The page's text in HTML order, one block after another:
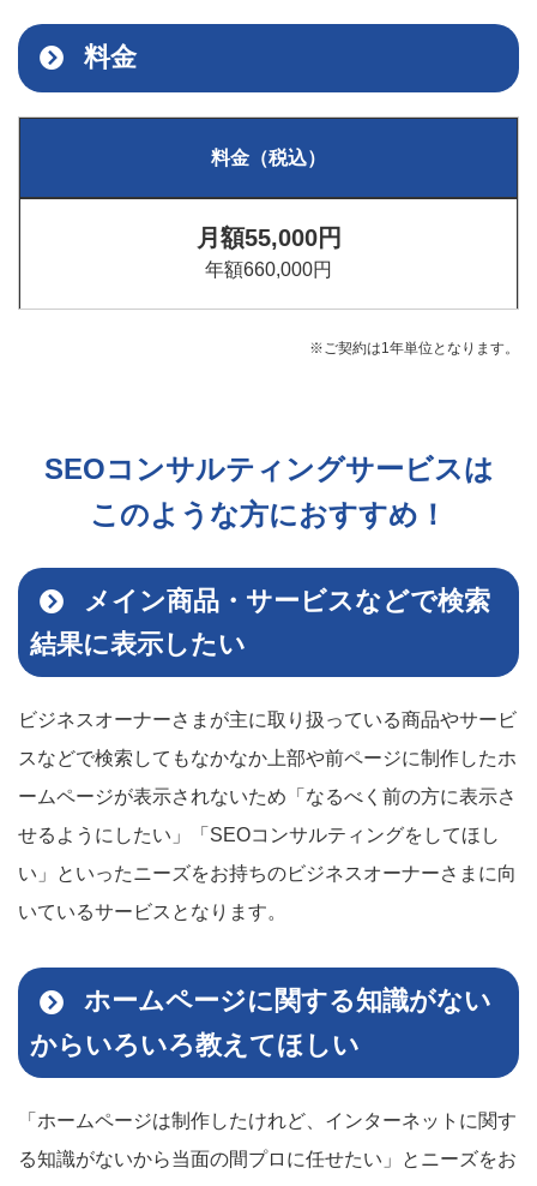
料金
料金（税込）
月額55,000円
年額660,000円
※ご契約は1年単位となります。
SEOコンサルティングサービスは
このような方におすすめ！
メイン商品・サービスなどで検索
結果に表示したい
ビジネスオーナーさまが主に取り扱っている商品やサービ
スなどで検索してもなかなか上部や前ページに制作したホ
ームページが表示されないため「なるべく前の方に表示さ
せるようにしたい」「SEOコンサルティングをしてほし
い」といったニーズをお持ちのビジネスオーナーさまに向
いているサービスとなります。
ホームページに関する知識がない
からいろいろ教えてほしい
「ホームページは制作したけれど、インターネットに関す
る知識がないから当面の間プロに任せたい」とニーズをお